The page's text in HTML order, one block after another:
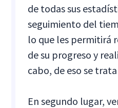
de todas sus
seguimiento del
lo que les permitirá
de su progreso y
cabo, de eso se
En segundo lugar,